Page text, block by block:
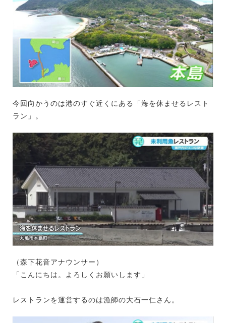
今回向かうのは港のすぐ近くにある「海を休ませるレスト
ラン」。
（森下花音アナウンサー）
「こんにちは。よろしくお願いします」
レストランを運営するのは漁師の大石一仁さん。